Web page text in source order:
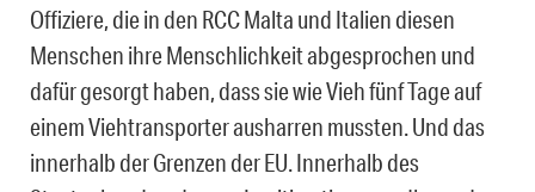
Offiziere, die in den RCC Malta und Italien diesen
Menschen ihre Menschlichkeit abgesprochen und
dafür gesorgt haben, dass sie wie Vieh fünf Tage auf
einem Viehtransporter ausharren mussten. Und das
innerhalb der Grenzen der EU. Innerhalb des